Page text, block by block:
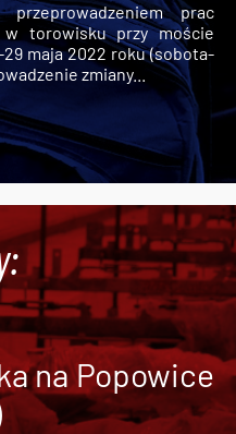
prac
w torowisku przy moście
maja 2022 roku (sobota-
zmiany...
na Popowice